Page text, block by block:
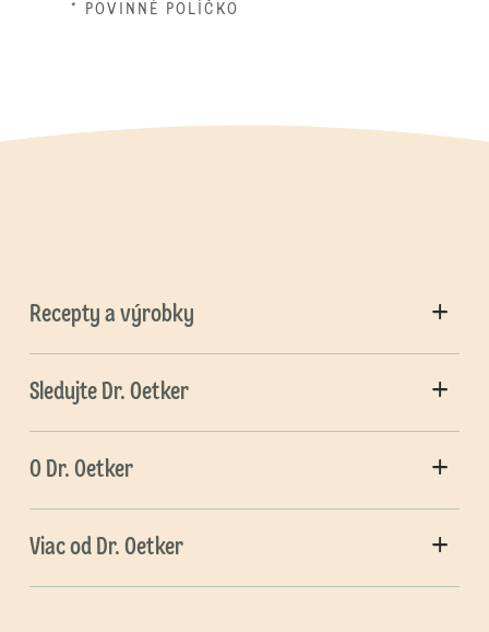
* POVINNÉ POLÍČKO
Recepty a výrobky
Sledujte Dr. Oetker
O Dr. Oetker
Viac od Dr. Oetker